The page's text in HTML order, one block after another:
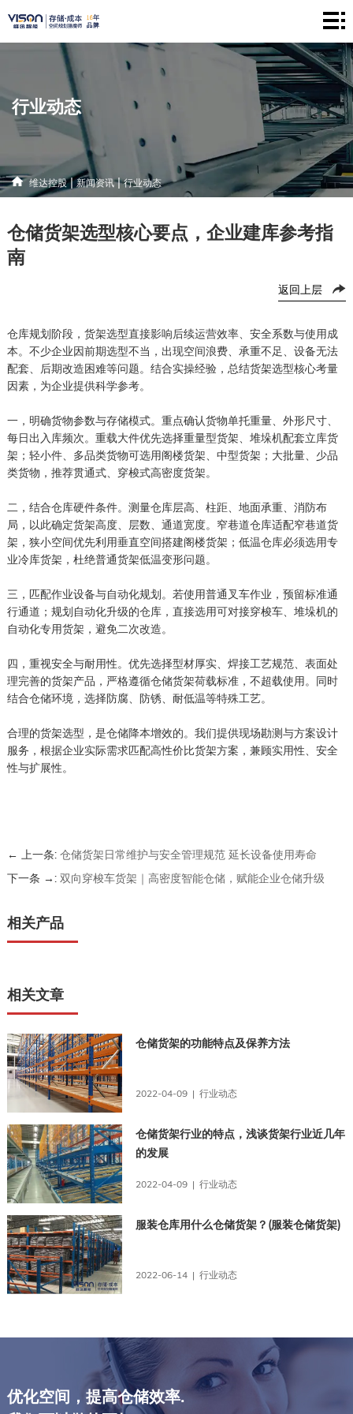
维
心
闻
资
讯
解
决
方
案
联
系
方
行业动态
维达控股|新闻资讯|行业动态
仓储货架选型核心要点，企业建库参考指
南
返回上层
仓库规划阶段，货架选型直接影响后续运营效率、安全系数与使用成
本。不少企业因前期选型不当，出现空间浪费、承重不足、设备无法
配套、后期改造困难等问题。结合实操经验，总结货架选型核心考量
因素，为企业提供科学参考。
一，明确货物参数与存储模式。重点确认货物单托重量、外形尺寸、
每日出入库频次。重载大件优先选择重量型货架、堆垛机配套立库货
架；轻小件、多品类货物可选用阁楼货架、中型货架；大批量、少品
类货物，推荐贯通式、穿梭式高密度货架。
二，结合仓库硬件条件。测量仓库层高、柱距、地面承重、消防布
局，以此确定货架高度、层数、通道宽度。窄巷道仓库适配窄巷道货
架，狭小空间优先利用垂直空间搭建阁楼货架；低温仓库必须选用专
业冷库货架，杜绝普通货架低温变形问题。
三，匹配作业设备与自动化规划。若使用普通叉车作业，预留标准通
行通道；规划自动化升级的仓库，直接选用可对接穿梭车、堆垛机的
自动化专用货架，避免二次改造。
四，重视安全与耐用性。优先选择型材厚实、焊接工艺规范、表面处
理完善的货架产品，严格遵循仓储货架荷载标准，不超载使用。同时
结合仓储环境，选择防腐、防锈、耐低温等特殊工艺。
合理的货架选型，是仓储降本增效的。我们提供现场勘测与方案设计
服务，根据企业实际需求匹配高性价比货架方案，兼顾实用性、安全
性与扩展性。
← 上一条: 仓储货架日常维护与安全管理规范 延长设备使用寿命
下一条 →: 双向穿梭车货架｜高密度智能仓储，赋能企业仓储升级
相关产品
相关文章
仓储货架的功能特点及保养方法
2022-04-09 | 行业动态
仓储货架行业的特点，浅谈货架行业近几年
的发展
2022-04-09 | 行业动态
服装仓库用什么仓储货架？(服装仓储货架)
2022-06-14 | 行业动态
优化空间，提高仓储效率.